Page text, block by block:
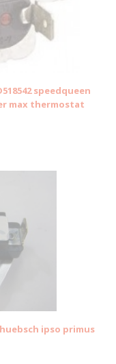
speedqueen
max thermostat
ipso primus